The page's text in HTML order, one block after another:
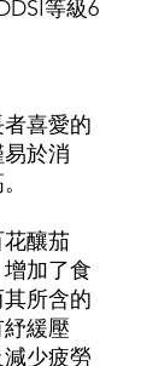
等級6
者喜愛的
於消
釀茄
加了食
所含的
緩壓
少疲勞